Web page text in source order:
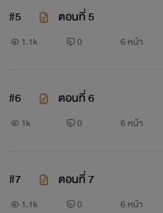
#5 ตอนที่ 5
1.1k 0 6 หน้า
#6 ตอนที่ 6
1k 0 6 หน้า
#7 ตอนที่ 7
1.1k 0 6 หน้า